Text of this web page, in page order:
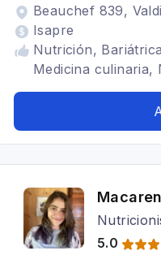
Beauchef 839,
Isapre
Nutrición,
Medicina culinaria,
5.0